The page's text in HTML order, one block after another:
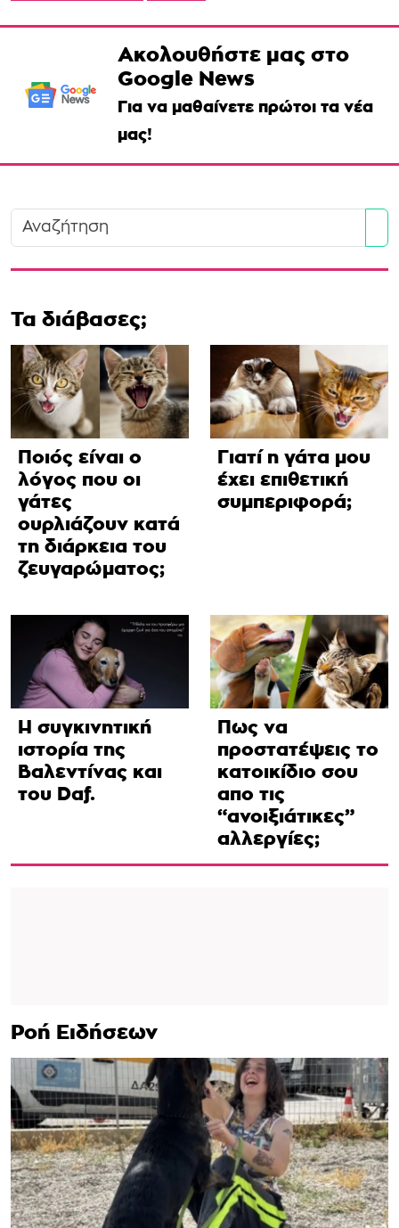
Ακολουθήστε μας στο
Google News
Για να μαθαίνετε πρώτοι τα νέα
μας!
Τα διάβασες;
Ποιός είναι ο
λόγος που οι
γάτες
ουρλιάζουν κατά
τη διάρκεια του
ζευγαρώματος;
Γιατί η γάτα μου
έχει επιθετική
συμπεριφορά;
Η συγκινητική
ιστορία της
Βαλεντίνας και
του Daf.
Πως να
προστατέψεις το
κατοικίδιο σου
απο τις
“ανοιξιάτικες”
αλλεργίες;
Ροή Ειδήσεων